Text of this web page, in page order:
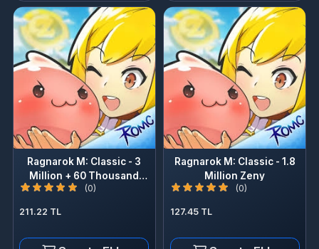
Ragnarok M: Classic - 3
Million + 60 Thousand
Zeny
(0)
211.22 TL
Sepete Ekle
Ragnarok M: Classic - 1.8
Million Zeny
127.45 TL
Sepete Ekle